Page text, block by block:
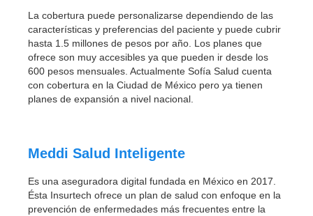
La cobertura puede personalizarse dependiendo de las
características y preferencias del paciente y puede cubrir
hasta 1.5 millones de pesos por año. Los planes que
ofrece son muy accesibles ya que pueden ir desde los
600 pesos mensuales. Actualmente Sofía Salud cuenta
con cobertura en la Ciudad de México pero ya tienen
planes de expansión a nivel nacional.
Meddi Salud Inteligente
Es una aseguradora digital fundada en México en 2017.
Ésta Insurtech ofrece un plan de salud con enfoque en la
prevención de enfermedades más frecuentes entre la